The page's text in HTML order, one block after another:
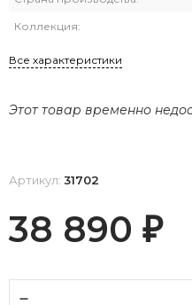
Коллекция:
Все характеристики
Этот товар временно
Артикул: 31702
38 890 ₽